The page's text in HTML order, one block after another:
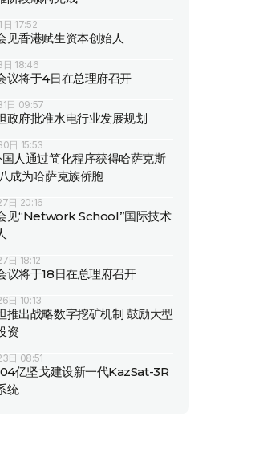
17:52
见香港赋生资本创始人
18:46
议将于4日在总理府召开
日 09:57
政府批准水电行业发展规划
日 15:53
人通过简化程序获得哈萨克斯
成为哈萨克族侨胞
日 20:16
见“Network School”国际技术
日 18:12
议将于18日在总理府召开
日 10:13
推出战略数字挖矿机制 鼓励大型
资
日 08:51
亿坚戈建设新一代KazSat-3R
统